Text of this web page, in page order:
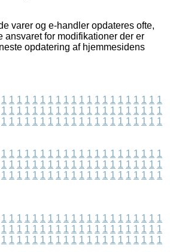
varer og e-handler opdateres ofte,
ansvaret for modifikationer der er
opdatering af hjemmesidens
1 1 1 1 1 1 1 1 1 1 1 1 1 1 1 1 1 1 1 1 1
1 1 1 1 1 1 1 1 1 1 1 1 1 1 1 1 1 1 1 1 1
1 1 1 1 1 1 1 1 1 1 1 1 1 1 1 1 1 1 1 1 1
1 1 1 1 1 1 1 1 1 1 1 1 1 1 1 1 1 1 1 1 1
1 1 1 1 1 1 1 1 1 1 1 1 1 1 1 1 1 1 1 1 1
1 1 1 1 1 1 1 1 1 1 1 1 1 1 1 1 1 1 1 1 1
1 1 1 1 1 1 1 1 1 1 1 1 1 1 1 1 1 1 1 1 1
1 1 1 1 1 1 1 1 1 1 1 1 1 1 1 1 1 1 1 1 1
1 1 1 1 1 1 1 1 1 1 1 1 1 1 1 1 1 1 1 1 1